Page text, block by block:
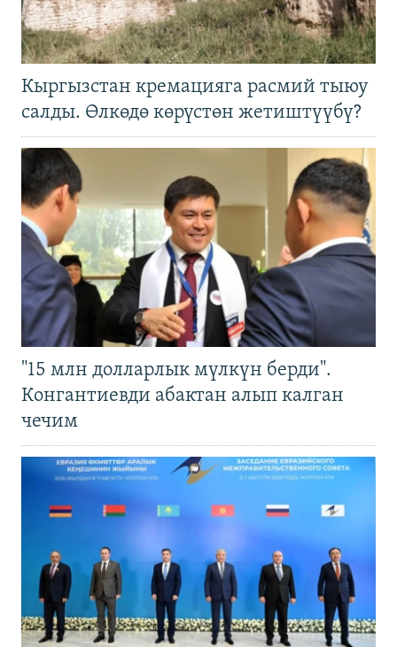
Кыргызстан кремацияга расмий тыюу
салды. Өлкөдө көрүстөн жетиштүүбү?
"15 млн долларлык мүлкүн берди".
Конгантиевди абактан алып калган
чечим